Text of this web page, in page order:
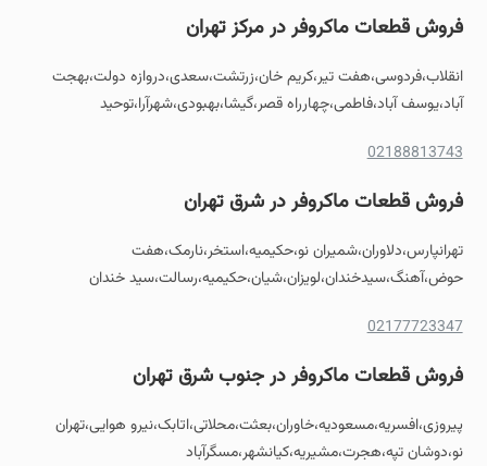
فروشقطعات ماکروفردر مرکز تهران
انقلاب،فردوسی،هفت تیر،کریم خان،زرتشت،سعدی،دروازه دولت،بهجت
آباد،یوسف آباد،فاطمی،چهارراه قصر،گیشا،بهبودی،شهرآرا،توحید
02188813743
فروشقطعات ماکروفردر شرق تهران
تهرانپارس،دلاوران،شمیران نو،حکیمیه،استخر،نارمک،هفت
حوض،آهنگ،سیدخندان،لویزان،شیان،حکیمیه،رسالت،سید خندان
02177723347
فروشقطعات ماکروفردر جنوب شرق تهران
پیروزی،افسریه،مسعودیه،خاوران،بعثت،محلاتی،اتابک،نیرو هوایی،تهران
نو،دوشان تپه،هجرت،مشیریه،کیانشهر،مسگرآباد